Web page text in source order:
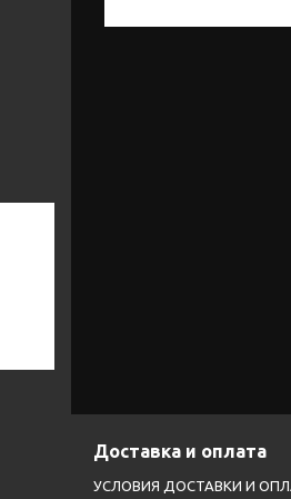
Доставка и оплата
УСЛОВИЯ ДОСТАВКИ И